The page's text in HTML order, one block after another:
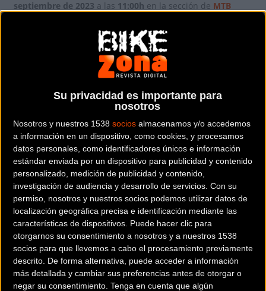
Su privacidad es importante para
nosotros
Nosotros y nuestros 1538 socios almacenamos y/o accedemos
a información en un dispositivo, como cookies, y procesamos
datos personales, como identificadores únicos e información
estándar enviada por un dispositivo para publicidad y contenido
personalizado, medición de publicidad y contenido,
investigación de audiencia y desarrollo de servicios. Con su
permiso, nosotros y nuestros socios podemos utilizar datos de
localización geográfica precisa e identificación mediante las
características de dispositivos. Puede hacer clic para
otorgarnos su consentimiento a nosotros y a nuestros 1538
socios para que llevemos a cabo el procesamiento previamente
descrito. De forma alternativa, puede acceder a información
más detallada y cambiar sus preferencias antes de otorgar o
negar su consentimiento. Tenga en cuenta que algún
septiembre de 2023 a las 11:00h en la sección de MTB
Bikezona TeamJosé Antonio Díez Arriola ya
está en Girona para tomar parte en la prueba
correspondiente a laCopa del Mundo de E-MTB
Otter Europe.
Es la primera vez del castreño en una prueba de Copa del
Mundo de la modalidad pero aún así lo afronta tranquilo y
con confianza. Tras inspeccionar el circuito nos ha
explicado que su objetivo además de disfrutar de correr
junto a los mejores del mundo, será intentar acercarse al
Top Ten.
La prueba consiste en dar ocho vueltas a un circuito de 3
km en una carrera que se alargará a unos 60 minutos.
Unos 45 pilotos de países de todo el mundo tomarán parte
en esta cita.